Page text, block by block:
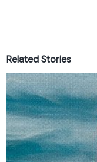
Related Stories